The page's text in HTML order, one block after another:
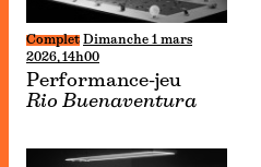
Complet
Dimanche 1 mars
2026, 14h00
Performance-jeu
Rio Buenaventura